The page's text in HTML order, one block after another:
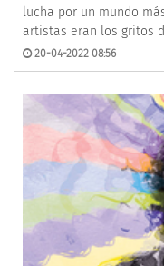
lucha por un mundo
artistas eran los gritos
20-04-2022 08:56